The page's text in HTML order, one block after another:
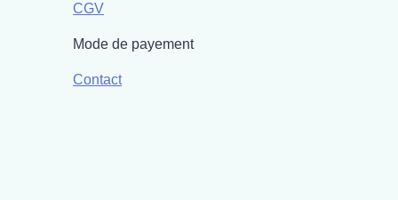
CGV
Mode de payement
Contact